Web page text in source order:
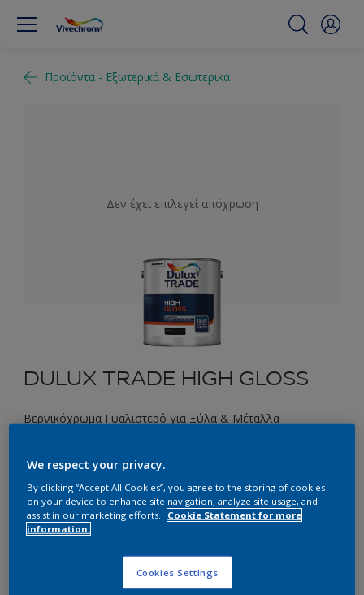
Προϊόντα - Εξωτερικά & Εσωτερικά
Δεν έχει επιλεγεί απόχρωση
DULUX TRADE HIGH GLOSS
Βερνικόχρωμα Γυαλιστερό για Ξύλα & Μέταλλα
Επιλέξτε μια απόχρωση
Συσκευασία
We respect your privacy.
By clicking “Accept All Cookies”, you agree to the storing of cookies
on your device to enhance site navigation, analyze site usage, and
assist in our marketing efforts.
Cookie Statement for more
information.
Cookies Settings